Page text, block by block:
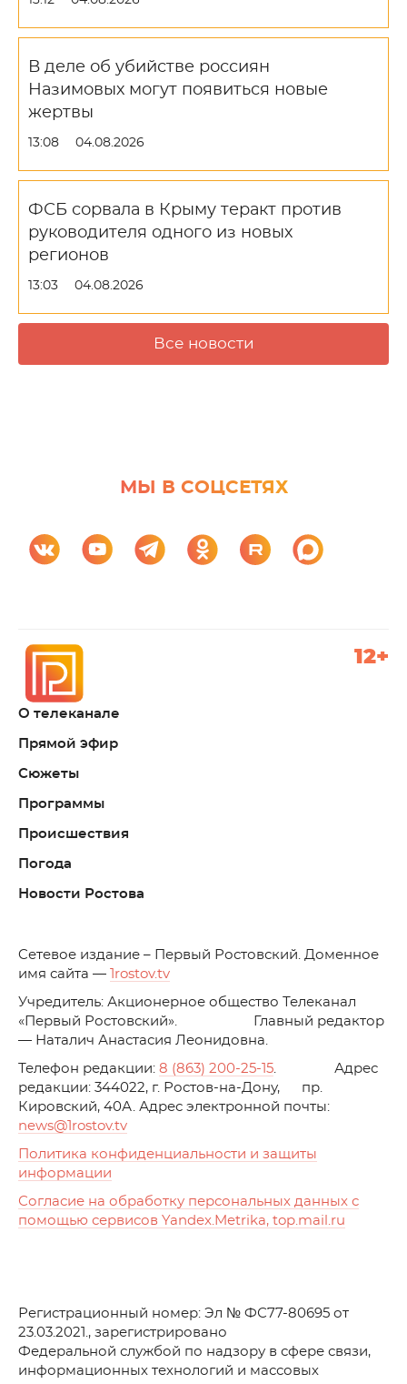
В деле об убийстве россиян
Назимовых могут появиться новые
жертвы
13:08 04.08.2026
ФСБ сорвала в Крыму теракт против
руководителя одного из новых
регионов
13:03 04.08.2026
Все новости
МЫ В СОЦСЕТЯХ
О телеканале
Прямой эфир
Сюжеты
Программы
Происшествия
Погода
Новости Ростова
12+
Cетевое издание – Первый Ростовский. Доменное
имя сайта —
1rostov.tv
Учредитель: Акционерное общество Телеканал
«Первый Ростовский». Главный редактор
— Наталич Анастасия Леонидовна.
Телефон редакции: 8 (863) 200-25-15. Адрес
редакции: 344022, г. Ростов-на-Дону, пр.
Кировский, 40А. Адрес электронной почты:
news@1rostov.tv
Политика конфиденциальности и защиты
информации
Согласие на обработку персональных данных с
помощью сервисов Yandex.Metrika, top.mail.ru
Регистрационный номер: Эл № ФС77-80695 от
23.03.2021., зарегистрировано
Федеральной службой по надзору в сфере связи,
информационных технологий и массовых